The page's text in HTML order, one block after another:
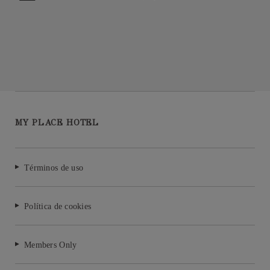
MY PLACE HOTEL
Términos de uso
Política de cookies
Members Only